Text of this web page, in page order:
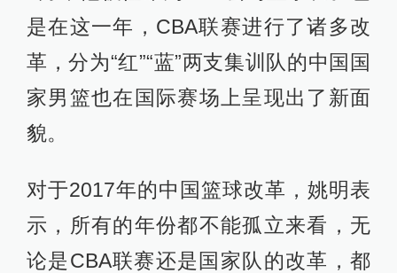
是在这一年，CBA联赛进行了诸多改
革，分为“红”“蓝”两支集训队的中国国
家男篮也在国际赛场上呈现出了新面
貌。
对于2017年的中国篮球改革，姚明表
示，所有的年份都不能孤立来看，无
论是CBA联赛还是国家队的改革，都